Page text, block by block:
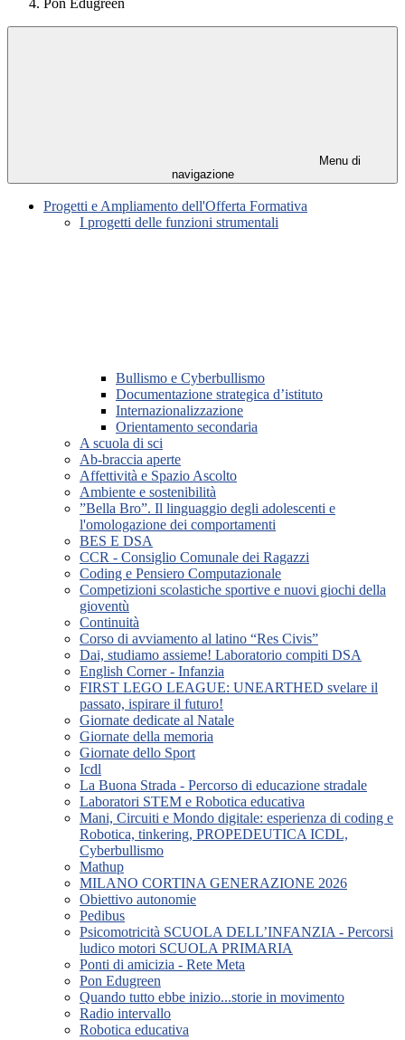
Pon Edugreen
Menu di
navigazione
Progetti e Ampliamento dell'Offerta Formativa
I progetti delle funzioni strumentali
Bullismo e Cyberbullismo
Documentazione strategica d’istituto
Internazionalizzazione
Orientamento secondaria
A scuola di sci
Ab-braccia aperte
Affettività e Spazio Ascolto
Ambiente e sostenibilità
”Bella Bro”. Il linguaggio degli adolescenti e
l'omologazione dei comportamenti
BES E DSA
CCR - Consiglio Comunale dei Ragazzi
Coding e Pensiero Computazionale
Competizioni scolastiche sportive e nuovi giochi della
gioventù
Continuità
Corso di avviamento al latino “Res Civis”
Dai, studiamo assieme! Laboratorio compiti DSA
English Corner - Infanzia
FIRST LEGO LEAGUE: UNEARTHED svelare il
passato, ispirare il futuro!
Giornate dedicate al Natale
Giornate della memoria
Giornate dello Sport
Icdl
La Buona Strada - Percorso di educazione stradale
Laboratori STEM e Robotica educativa
Mani, Circuiti e Mondo digitale: esperienza di coding e
Robotica, tinkering, PROPEDEUTICA ICDL,
Cyberbullismo
Mathup
MILANO CORTINA GENERAZIONE 2026
Obiettivo autonomie
Pedibus
Psicomotricità SCUOLA DELL’INFANZIA - Percorsi
ludico motori SCUOLA PRIMARIA
Ponti di amicizia - Rete Meta
Pon Edugreen
Quando tutto ebbe inizio...storie in movimento
Radio intervallo
Robotica educativa